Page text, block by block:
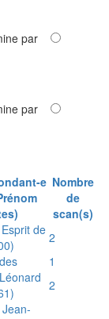
par
par
e Nombre
de
scan(s)
de 2
1
2